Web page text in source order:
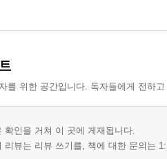
를 위한 공간입니다. 독자들에게 전하
확인을 거쳐 이 곳에 게재됩니다.
리뷰는 리뷰 쓰기를, 책에 대한 문의는